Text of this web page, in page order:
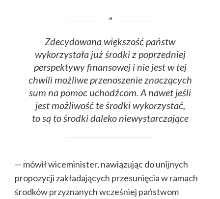
Zdecydowana większość państw
wykorzystała już środki z poprzedniej
perspektywy finansowej i nie jest w tej
chwili możliwe przenoszenie znaczących
sum na pomoc uchodźcom. A nawet jeśli
jest możliwość te środki wykorzystać,
to są to środki daleko niewystarczające
— mówił wiceminister, nawiązując do unijnych
propozycji zakładających przesunięcia w ramach
środków przyznanych wcześniej państwom